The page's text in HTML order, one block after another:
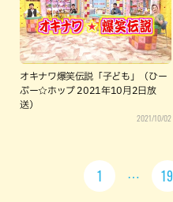
オキナワ爆笑伝説「子ども」（ひー
ぷー☆ホップ 2021年10月2日放
送）
2021/10/02
1 19